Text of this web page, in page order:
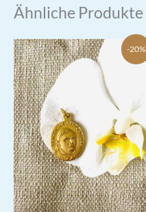
Ähnliche Produkte
-20%